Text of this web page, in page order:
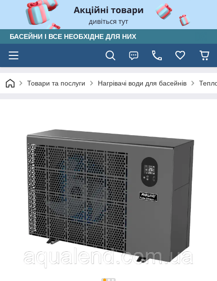
БАСЕЙНИ І ВСЕ НЕОБХІДНЕ ДЛЯ НИХ
Товари та послуги Нагрівачі води для басейнів